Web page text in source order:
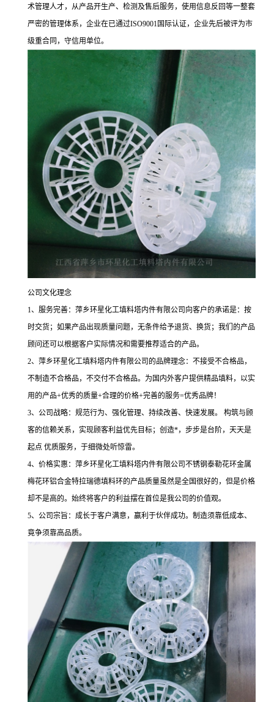
术管理人才，从产品开生产、检测及售后服务，使用信息反回等一整套
严密的管理体系，企业在已通过ISO9001国际认证，企业先后被评为市
级重合同，守信用单位。
公司文化理念
1、服务完善：萍乡环星化工填料塔内件有限公司向客户的承诺是：按
时交货；如果产品出现质量问题，无条件给予退货、换货；我们的产品
顾问还可以根据客户实际情况和需要推荐适合的产品。
2、萍乡环星化工填料塔内件有限公司的品牌理念：不接受不合格品，
不制造不合格品，不交付不合格品。为国内外客户提供精品填料，以实
用的产品+优秀的质量+合理的价格+完善的服务=优秀品牌！
3、公司战略：规范行为、强化管理、持续改善、快速发展。 构筑与顾
客的信赖关系，实现顾客利益优先目标；创造*，步步是台阶，天天是
起点 优质服务，于细微处听惊雷。
4、价格实惠：萍乡环星化工填料塔内件有限公司不锈钢泰勒花环金属
梅花环铝合金特拉瑞德填料环的产品质量虽然是全国很好的，但是价格
却不是高的。始终将客户的利益摆在首位是我公司的价值观。
5、公司宗旨：成长于客户满意，赢利于伙伴成功。制造须靠低成本、
竟争须靠高品质。